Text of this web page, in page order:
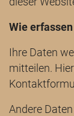
Wie
Ihre Daten
mitteilen.
Andere